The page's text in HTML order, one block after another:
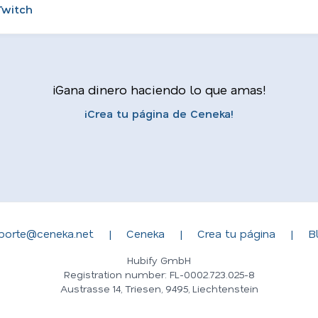
¡Gana dinero haciendo lo que amas!
¡Crea tu página de Ceneka!
| Ceneka | Crea tu página |
Hubify GmbH
Registration number: FL-0002.723.025-8
Austrasse 14, Triesen, 9495, Liechtenstein